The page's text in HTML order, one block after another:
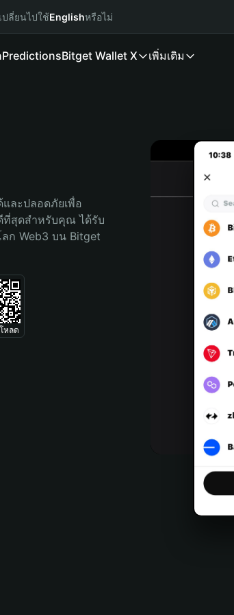
ปลี่ยนไปใช้Englishหรือไม่
PredictionsBitget Wallet X เพิ่มเติม
ละปลอดภัยเพื่อ
ที่สุดสำหรับคุณ ได้รับ
ก Web3 บน Bitget
หลด